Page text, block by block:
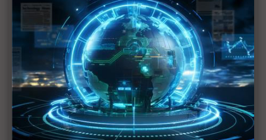
Google深化歐洲車廠合作 由IVI延伸整車開發、強
化軟體主導權
裕隆下放數位主導權 AI文化滲透實現韌性升級
中華車剖析商用車轉型四大關鍵 聯手勤威打造智慧
交通國家隊
從座艙運算到充電基設 金仁寶整合集團資源搶進智
慧移動市場